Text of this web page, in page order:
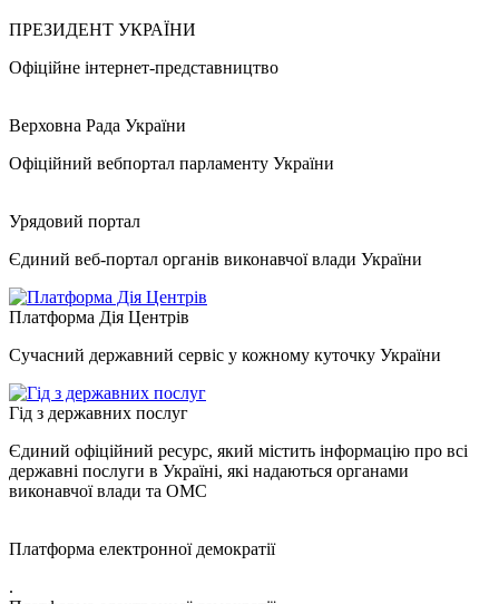
ПРЕЗИДЕНТ УКРАЇНИ
Офіційне інтернет-представництво
Верховна Рада України
Офіційний вебпортал парламенту України
Урядовий портал
Єдиний веб-портал органів виконавчої влади України
Платформа Дія Центрів
Сучасний державний сервіс у кожному куточку України
Гід з державних послуг
Єдиний офіційний ресурс, який містить інформацію про всі
державні послуги в Україні, які надаються органами
виконавчої влади та ОМС
Платформа електронної демократії
.